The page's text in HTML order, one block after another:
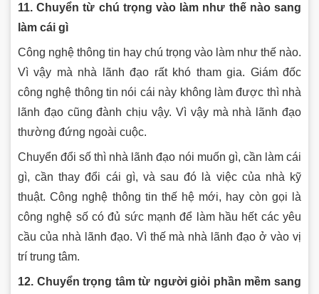
11. Chuyển từ chú trọng vào làm như thế nào sang
làm cái gì
Công nghệ thông tin hay chú trọng vào làm như thế nào.
Vì vậy mà nhà lãnh đạo rất khó tham gia. Giám đốc
công nghệ thông tin nói cái này không làm được thì nhà
lãnh đạo cũng đành chịu vậy. Vì vậy mà nhà lãnh đạo
thường đứng ngoài cuộc.
Chuyển đổi số thì nhà lãnh đạo nói muốn gì, cần làm cái
gì, cần thay đổi cái gì, và sau đó là việc của nhà kỹ
thuật. Công nghệ thông tin thế hệ mới, hay còn gọi là
công nghệ số có đủ sức mạnh để làm hầu hết các yêu
cầu của nhà lãnh đạo. Vì thế mà nhà lãnh đạo ở vào vị
trí trung tâm.
12. Chuyển trọng tâm từ người giỏi phần mềm sang